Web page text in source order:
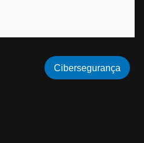
Cibersegurança